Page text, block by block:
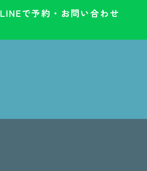
LINEで予約・お問い合わせ